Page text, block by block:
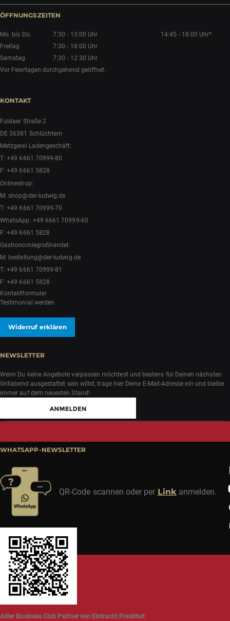
ÖFFNUNGSZEITEN
Mo. bis Do. 7:30 - 13:00 Uhr
14:45 - 18:00 Uhr*
Freitag
7:30 - 18:00 Uhr
Samstag
7:30 - 12:30 Uhr
Vor Feiertagen durchgehend geöffnet.
KONTAKT
Fuldaer Straße 2
DE 36381 Schlüchtern
Metzgerei Ladengeschäft:
T:+49 6661 70999-80
F: +49 6661 5828
Onlineshop:
M:shop@der-ludwig.de
T:+49 6661 70999-70
WhatsApp: +49 6661 70999-60
F: +49 6661 5828
Gastronomiegroßhandel:
M: bestellung@der-ludwig.de
T:+49 6661 70999-81
F: +49 6661 5828
Kontaktformular
Testimonial werden
Widerruf erklären
NEWSLETTER
Wenn Du keine Angebote verpassen möchtest und bestens für Deinen nächsten
Grillabend ausgestattet sein willst, trage hier Deine E-Mail-Adresse ein und bleibe
immer auf dem neuesten Stand!
WHATSAPP-NEWSLETTER
QR-Code scannen oder per Link anmelden.
Adler Business Club Partner von Eintracht Frankfurt